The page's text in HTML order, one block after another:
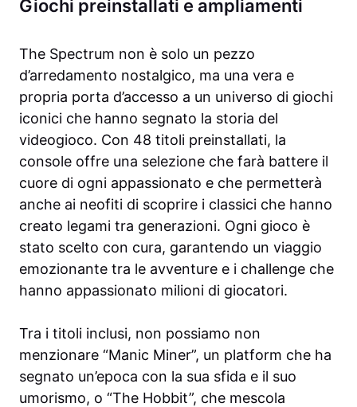
Giochi preinstallati e ampliamenti
The Spectrum non è solo un pezzo
d’arredamento nostalgico, ma una vera e
propria porta d’accesso a un universo di giochi
iconici che hanno segnato la storia del
videogioco. Con 48 titoli preinstallati, la
console offre una selezione che farà battere il
cuore di ogni appassionato e che permetterà
anche ai neofiti di scoprire i classici che hanno
creato legami tra generazioni. Ogni gioco è
stato scelto con cura, garantendo un viaggio
emozionante tra le avventure e i challenge che
hanno appassionato milioni di giocatori.
Tra i titoli inclusi, non possiamo non
menzionare “Manic Miner”, un platform che ha
segnato un’epoca con la sua sfida e il suo
umorismo, o “The Hobbit”, che mescola